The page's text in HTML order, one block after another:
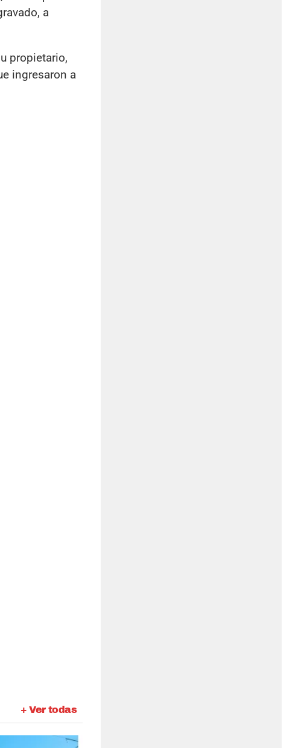
a
propietario,
ingresaron a
+ Ver todas